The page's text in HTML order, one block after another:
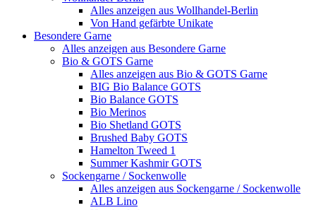
Alles anzeigen aus Wollhandel-Berlin
Von Hand gefärbte Unikate
Besondere Garne
Alles anzeigen aus Besondere Garne
Bio & GOTS Garne
Alles anzeigen aus Bio & GOTS Garne
BIG Bio Balance GOTS
Bio Balance GOTS
Bio Merinos
Bio Shetland GOTS
Brushed Baby GOTS
Hamelton Tweed 1
Summer Kashmir GOTS
Sockengarne / Sockenwolle
Alles anzeigen aus Sockengarne / Sockenwolle
ALB Lino